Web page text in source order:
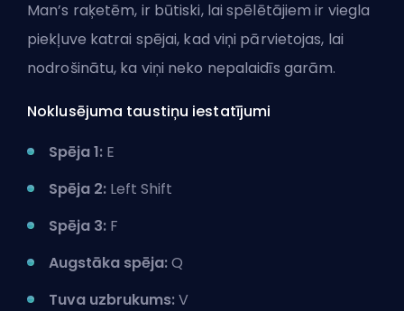
Man’s raķetēm, ir būtiski, lai spēlētājiem ir viegla
piekļuve katrai spējai, kad viņi pārvietojas, lai
nodrošinātu, ka viņi neko nepalaidīs garām.
Noklusējuma taustiņu iestatījumi
Spēja 1: E
Spēja 2: Left Shift
Spēja 3: F
Augstāka spēja:Q
Tuva uzbrukums:V